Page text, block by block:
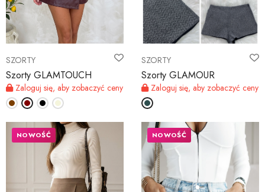
MOJE KONTO
Język
Waluty
SZORTY
Szorty GLAMTOUCH
Zaloguj się, aby zobaczyć ceny
SZORTY
Szorty GLAMOUR
Zaloguj się, aby zobaczyć ceny
NOWOŚĆ NOWOŚĆ